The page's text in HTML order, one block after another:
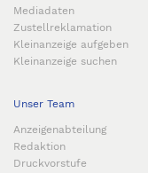
Mediadaten
Zustellreklamation
Kleinanzeige aufgeben
Kleinanzeige suchen
Unser Team
Anzeigenabteilung
Redaktion
Druckvorstufe